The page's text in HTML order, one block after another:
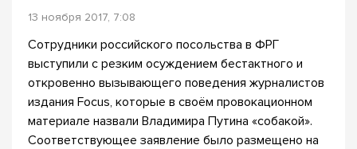
13 ноября 2017, 7:08
Сотрудники российского посольства в ФРГ
выступили с резким осуждением бестактного и
откровенно вызывающего поведения журналистов
издания Focus, которые в своём провокационном
материале назвали Владимира Путина «собакой».
Соответствующее заявление было размещено на